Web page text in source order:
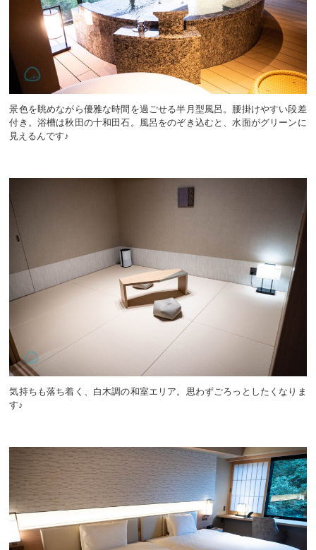
景色を眺めながら優雅な時間を過ごせる半月型風呂。腰掛けやすい段差
付き。浴槽は秋田の十和田石。風呂をのぞき込むと、水面がグリーンに
見えるんです♪
気持ちも落ち着く、白木調の和室エリア。思わずごろっとしたくなりま
す♪